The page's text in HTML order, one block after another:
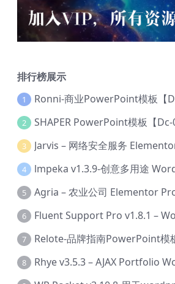
排行榜展示
1 Ronni-商业PowerPoint模板【
2 SHAPER PowerPoint模板【Dc-
3
4
5
6
7 Relote-品牌指南PowerPoint模
8